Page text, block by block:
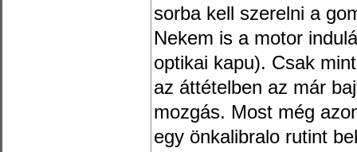
sorba kell szerelni a
Nekem is a motor
optikai kapu). Csak
az áttételben az már
mozgás. Most még
egy önkalibralo rutint